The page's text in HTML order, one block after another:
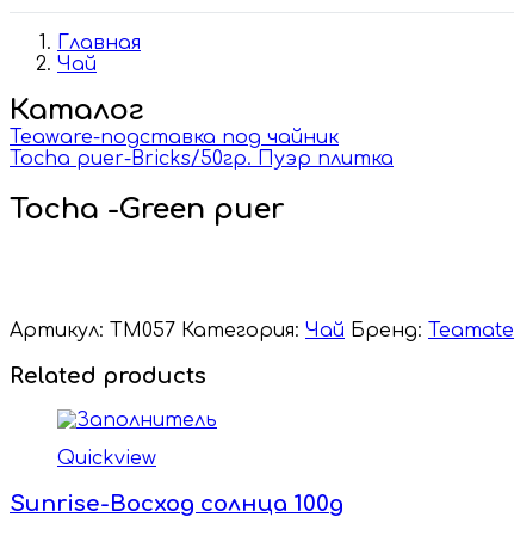
Главная
Чай
Каталог
Teaware-подставка под чайник
Tocha puer-Bricks/50гр. Пуэр плитка
Tocha -Green puer
Артикул: TM057 Категория: Чай Бренд: Teamate
Related products
Quickview
Sunrise-Восход солнца 100g